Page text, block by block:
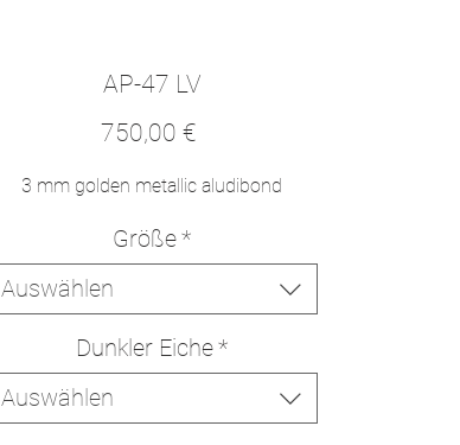
AP-47 LV
750,00 €
3 mm golden metallic aludibond
Größe*
Auswählen
Dunkler Eiche*
Auswählen